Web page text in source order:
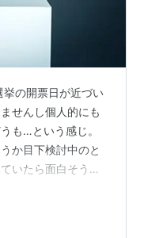
挙の開票日が近づい
せんし個人的にも
も…という感じ。
か目下検討中のと
いたら面白そうな